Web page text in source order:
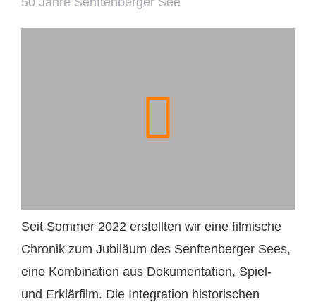
Seit Sommer 2022 erstellten wir eine filmische
Chronik zum Jubiläum des Senftenberger Sees,
eine Kombination aus Dokumentation, Spiel-
und Erklärfilm. Die Integration historischen